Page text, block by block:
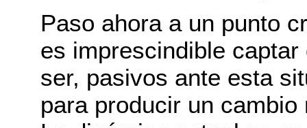
Paso ahora a un punto
es imprescindible
ser, pasivos ante esta
para producir un